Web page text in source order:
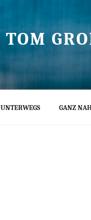
TOM
UNTERWEGS GANZ